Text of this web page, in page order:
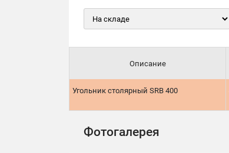
Описание
Угольник столярный SRB 400
Фотогалерея